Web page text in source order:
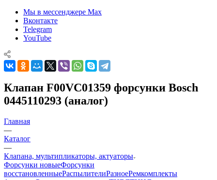
Мы в мессенджере Max
Вконтакте
Telegram
YouTube
Клапан F00VC01359 форсунки Bosch
0445110293 (аналог)
Главная
—
Каталог
—
Клапана, мультипликаторы, актуаторы
Форсунки новыеФорсунки
восстановленныеРаспылителиРазноеРемкомплекты